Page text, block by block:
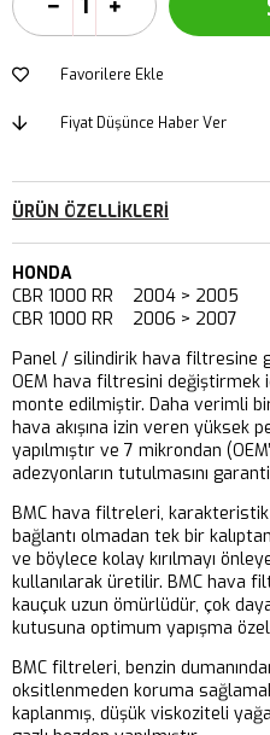
Favorilere Ekle
Fiyat Düşünce Haber Ver
ÜRÜN ÖZELLIKLERI
HONDA
CBR 1000 RR 2004 > 2005
CBR 1000 RR 2006 > 2007
Panel / silindirik hava filtresine
OEM hava filtresini değiştirmek
monte edilmiştir. Daha verimli
hava akışına izin veren yüksek
yapılmıştır ve 7 mikrondan
adezyonların tutulmasını
BMC hava filtreleri, karakteristik
bağlantı olmadan tek bir
ve böylece kolay kırılmayı
kullanılarak üretilir. BMC hava
kauçuk uzun ömürlüdür, çok
kutusuna optimum yapışma
BMC filtreleri, benzin
oksitlenmeden koruma
kaplanmış, düşük viskoziteli